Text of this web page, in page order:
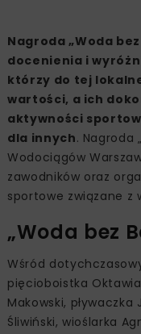
Nagroda „Woda
docenienia i
którzy do tej
wartości, a ich
aktywności
dla innych. Nagroda
Wodociągów
zawodników oraz
sportowe związane z
„Woda bez
Wśród
pięcioboistka
Makowski,
Śliwiński, wioślarka